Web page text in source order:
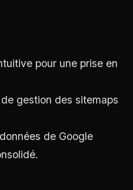
pour une prise en
gestion des sitemaps
de Google